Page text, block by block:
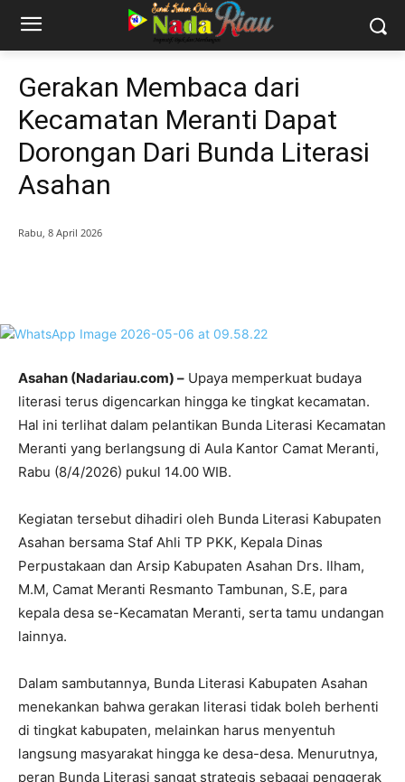
Gerakan Membaca dari
Kecamatan Meranti Dapat
Dorongan Dari Bunda Literasi
Asahan
Rabu, 8 April 2026
Asahan (Nadariau.com) – Upaya memperkuat budaya
literasi terus digencarkan hingga ke tingkat kecamatan.
Hal ini terlihat dalam pelantikan Bunda Literasi Kecamatan
Meranti yang berlangsung di Aula Kantor Camat Meranti,
Rabu (8/4/2026) pukul 14.00 WIB.
Kegiatan tersebut dihadiri oleh Bunda Literasi Kabupaten
Asahan bersama Staf Ahli TP PKK, Kepala Dinas
Perpustakaan dan Arsip Kabupaten Asahan Drs. Ilham,
M.M, Camat Meranti Resmanto Tambunan, S.E, para
kepala desa se-Kecamatan Meranti, serta tamu undangan
lainnya.
Dalam sambutannya, Bunda Literasi Kabupaten Asahan
menekankan bahwa gerakan literasi tidak boleh berhenti
di tingkat kabupaten, melainkan harus menyentuh
langsung masyarakat hingga ke desa-desa. Menurutnya,
peran Bunda Literasi sangat strategis sebagai penggerak